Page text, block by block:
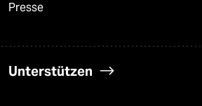
Presse
Unterstützen